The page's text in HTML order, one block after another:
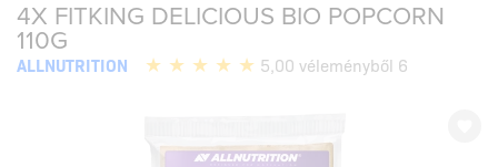
4X FITKING DELICIOUS BIO POPCORN
110G
ALLNUTRITION 5,00 véleményből 6